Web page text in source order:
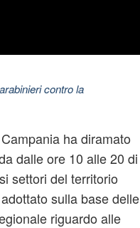
contro la
ha diramato
dalle ore 10 alle 20 di
settori del territorio
sulla base delle
riguardo alle